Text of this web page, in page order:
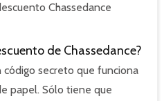
Chassedance
de Chassedance?
código secreto que funciona
papel. Sólo tiene que